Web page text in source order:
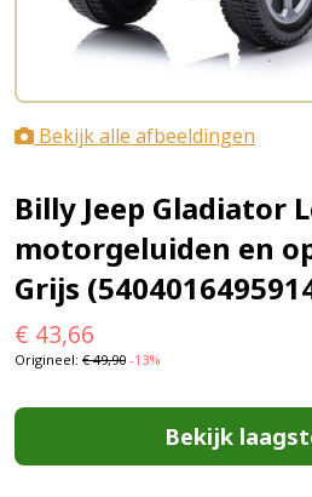
Bekijk alle afbeeldingen
Billy Jeep Gladiator
motorgeluiden en
Grijs
€ 43,66
Origineel: €49,90 -13%
Bekijk